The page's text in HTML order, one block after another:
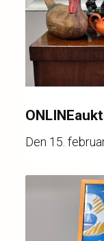
Den 15.